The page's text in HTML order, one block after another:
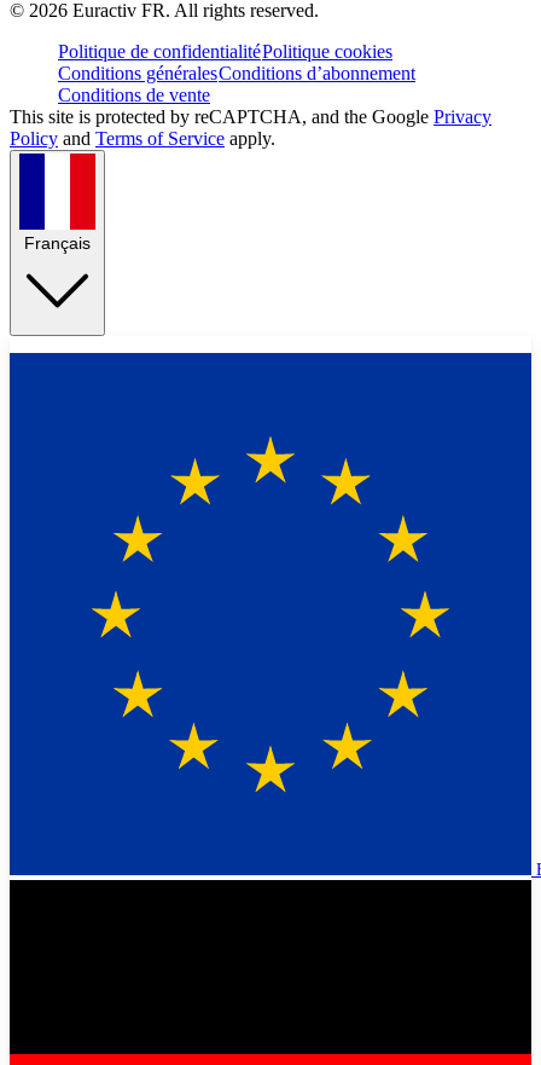
© 2026 Euractiv FR. All rights reserved.
Politique de confidentialitéPolitique cookies
Conditions généralesConditions d’abonnement
Conditions de vente
This site is protected by reCAPTCHA, and the Google Privacy
Policy and Terms of Service apply.
Français